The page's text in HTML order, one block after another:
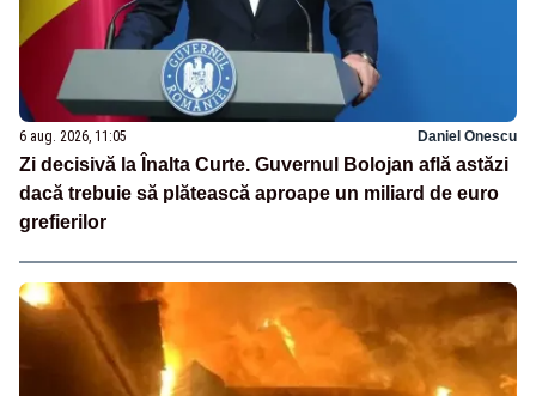
6 aug. 2026, 11:05 Daniel Onescu
Zi decisivă la Înalta Curte. Guvernul Bolojan află astăzi
dacă trebuie să plătească aproape un miliard de euro
grefierilor